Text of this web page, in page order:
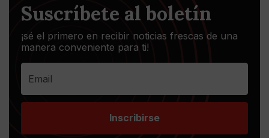
Suscríbete al boletín
¡sé el primero en recibir noticias frescas de una
manera conveniente para ti!
Inscribirse